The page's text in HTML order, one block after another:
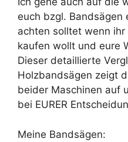
euch bzgl. Bandsägen
achten solltet wenn
kaufen wollt und eure
Dieser detaillierte
Holzbandsägen zeigt
beider Maschinen auf
bei EURER
Meine Bandsägen: